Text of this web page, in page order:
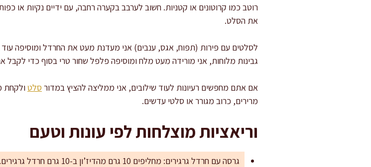
רוטב כמו קרוטונים או קטניות. חשוב לערבב בקערה רחבה, עם ידיים נקיות או
את הסלט.
גבינות מלוחות, אני מורידה מעט מלח ומוסיפה פלפל שחור טרי בסוף כדי לקבל
אם אתם מחפשים רעיונות לעוד שילובים, אני ממליצה להציץ במדור סלטולקחת
מרירים, כרוב מגורר או סלטי עדשים.
וריאציות מוצלחות לפי עונות וטעם
גרסה עם חרדל גרגירים: מחליפים 10 גרם מהדיז’ון ב-10 גרם חרדל גרגירים. מתקבל רוטב עם מרקם וביס, מצוין לסלטי כרוב.